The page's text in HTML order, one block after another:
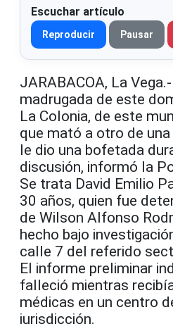
Escuchar artículo
Reproducir Pausar
JARABACOA, La
madrugada de este
La Colonia, de este
que mató a otro de
le dio una bofetada
discusión, informó la
Se trata David Emilio
30 años, quien fue
de Wilson Alfonso
hecho bajo
calle 7 del referido
El informe preliminar
falleció mientras
médicas en un centro
jurisdicción.